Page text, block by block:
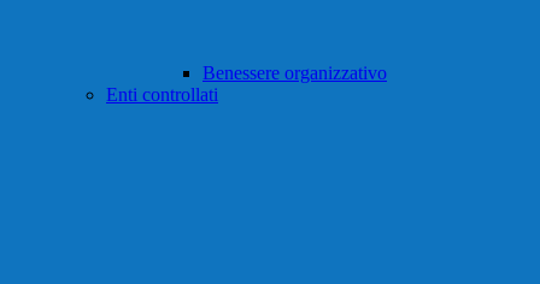
Benessere organizzativo
Enti controllati